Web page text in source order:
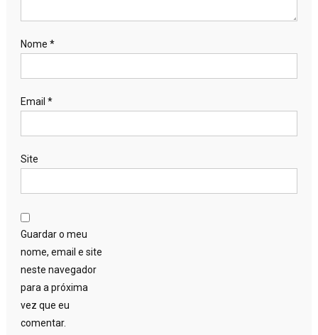
Nome *
Email *
Site
Guardar o meu
nome, email e site
neste navegador
para a próxima
vez que eu
comentar.